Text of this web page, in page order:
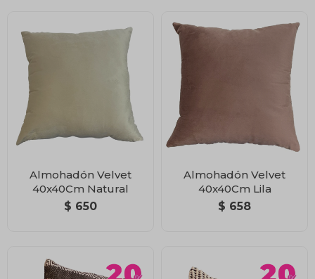
Almohadón Velvet
40x40Cm Natural
$ 650
Almohadón Velvet
40x40Cm Lila
$ 658